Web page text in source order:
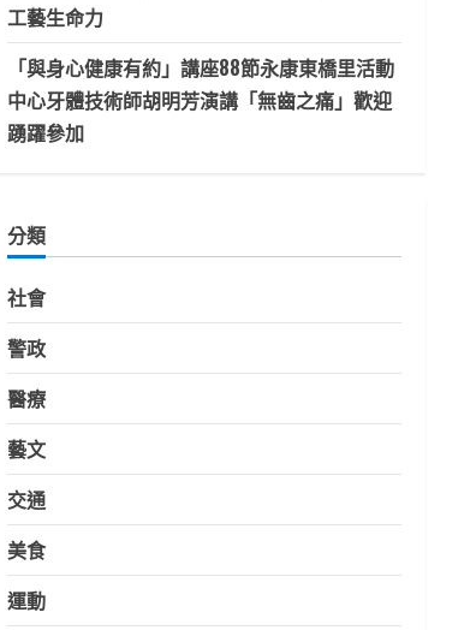
工藝生命力
「與身心健康有約」講座88節永康東橋里活動
中心牙體技術師胡明芳演講「無齒之痛」歡迎
踴躍參加
分類
社會
警政
醫療
藝文
交通
美食
運動